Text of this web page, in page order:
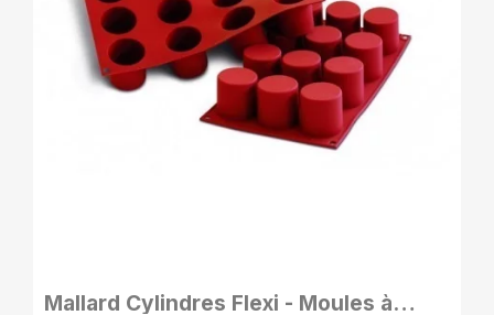
Mallard Cylindres Flexi - Moules à